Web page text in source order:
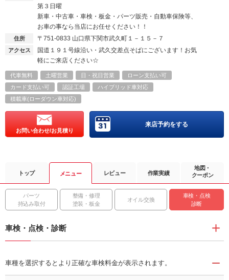
第３日曜
新車・中古車・車検・板金・パーツ販売・自動車保険等、
お車の事なら当店にお任せください！！
住所 〒751-0833 山口県下関市武久町１－１５－７
アクセス
国道１９１号線沿い・武久交差点そばにございます！お気
軽にご来店ください☆
代車無料 土曜営業 日・祝日営業
ローン支払い可
カード支払い可
認証工場
ハイブリッド車対応
積載車(ローダウン車対応)
お問い合わせ/お見積り
来店予約をする
トップ メニュー レビュー 作業実績
地図・
クーポン
パーツ
持込み取付
整備・修理
塗装・板金
オイル交換
車検・点検
診断
車検・点検・診断
車種を選択するとより正確な車検料金が表示されます。